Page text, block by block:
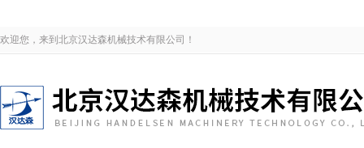
欢迎您，来到北京汉达森机械技术有限公司！